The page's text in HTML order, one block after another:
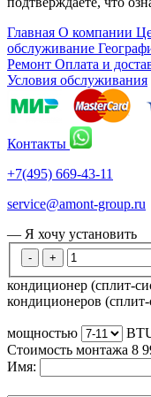
Главная О компании
обслуживание
Ремонт Оплата и
Условия обслуживания
Контакты
+7(495) 669-43-11
service@amont-group.ru
— Я хочу установить
- +
кондиционер (сплит-
кондиционеров
мощностью
Стоимость монтажа 8
Имя: